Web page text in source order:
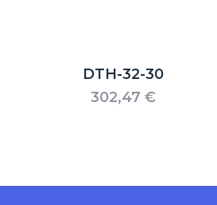
DTH-32-30
302,47€